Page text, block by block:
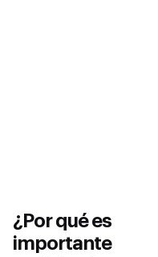
¿Por qué es
importante